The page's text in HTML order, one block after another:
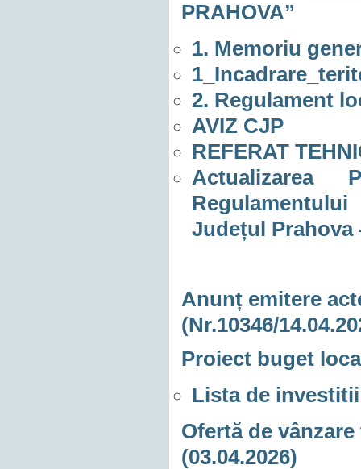
PRAHOVA”
1. Memoriu
2. Regulament
AVIZ CJP
REFERAT
Județul Prahova
Anunț emitere
(Nr.10346/
Proiect buget
Lista de
Ofertă de
(03.04.2026)